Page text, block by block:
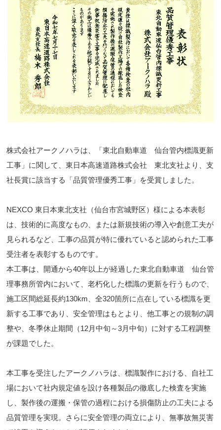
株式会社アークノハラは、「東北自動車道 仙台管内標識更新
工事」に関して、東日本高速道路株式会社 東北支社より、支
社長賞に該当する「品質管理優秀工事」を受賞しました。
NEXCO 東日本東北支社（仙台市宮城野区）様による本表彰
は、技術的に高度なもの、または新規技術の導入や創意工夫が
見られるなど、工事の品質が特に優れていると認められた工事
受注者を表彰するものです。
本工事は、開通から40年以上が経過した東北自動車道 仙台管
理事務所管内において、老朽化した標識の更新を行うもので、
施工区間総延長約130km、全320箇所に点在している標識を更
新する工事であり、安全管理はもとより、他工事との規制の調
整や、冬季休止期間（12月中旬～3月中旬）に対する工程調整
が課題でした。
本工事を受注したアークノハラは、標識製作における、自社工
場において社内規定値を設け各種製品の徹底した検査を実施
し、製作後の運搬・保管の過程における損傷防止の工夫による
品質管理を実現。さらに安全管理の両立により、無事故無災害